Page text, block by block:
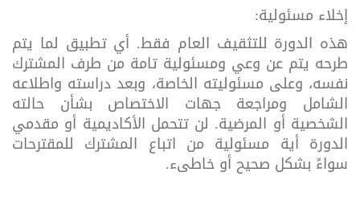
إخلاء مسئولية:
هذه الدورة للتثقيف العام فقط. أي تطبيق لما يتم
طرحه يتم عن وعي ومسئولية تامة من طرف المشترك
نفسه، وعلى مسئوليته الخاصة، وبعد دراسته واطلاعه
الشامل ومراجعة جهات الاختصاص بشأن حالته
الشخصية أو المرضية. لن تتحمل الأكاديمية أو مقدمي
الدورة أية مسئولية من اتباع المشترك للمقترحات
سواءً بشكل صحيح أو خاطىء.